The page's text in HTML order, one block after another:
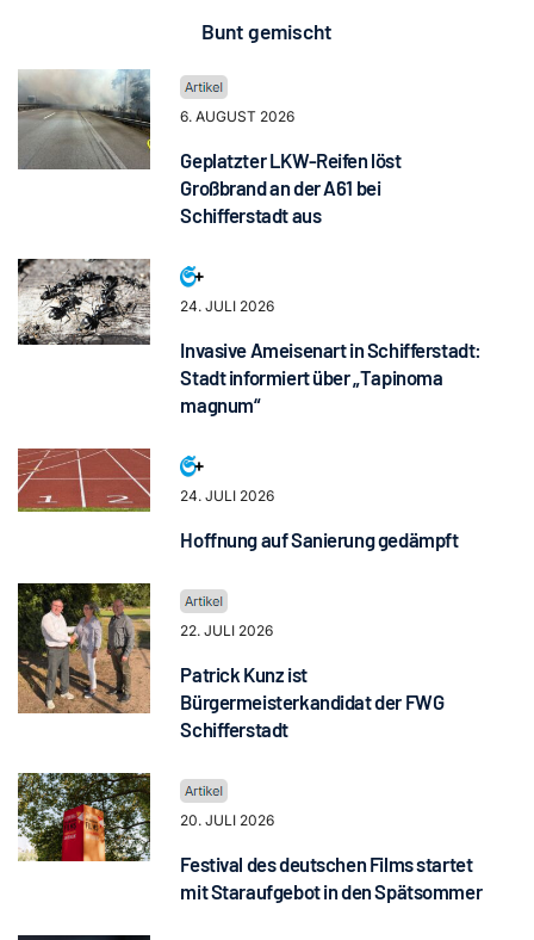
Bunt gemischt
6. AUGUST 2026
Geplatzter LKW-Reifen löst
Großbrand an der A61 bei
Schifferstadt aus
24. JULI 2026
Invasive Ameisenart in Schifferstadt:
Stadt informiert über „Tapinoma
magnum“
24. JULI 2026
Hoffnung auf Sanierung gedämpft
22. JULI 2026
Patrick Kunz ist
Bürgermeisterkandidat der FWG
Schifferstadt
20. JULI 2026
Festival des deutschen Films startet
mit Staraufgebot in den Spätsommer